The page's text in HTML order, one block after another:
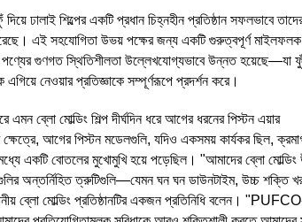
ঢালাই শিল্পের একটি প্রধান চিহ্নহীন প্রতিষ্ঠান সফলভাবে
এই সহযোগিতা উভয় পক্ষের জন্য একটি গুরুত্বপূর্ণ মাইলফলক
পণ্যের গুণগত স্থিতিশীলতা উল্লেখযোগ্যভাবে উন্নত হয়েছে—যা
নেওয়ার প্রতিজ্ঞাকে সম্পূর্ণরূপে প্রদর্শন করে।
ব্লো মোল্ডিং শিল্প দীর্ঘদিন ধরে আগের ধরনের পিস্টন এয়ার
ক্ষেত্রে, আগের পিস্টন মডেলগুলি, যদিও একসময় কার্যকর ছিল,
একটি বোতলের মুখোমুখি হয়ে পড়েছিল। "আমাদের ব্লো মোল্ডিং
অন্তর্নিহিত ত্রুটিগুলি—যেমন ঘন ঘন ডাউনটাইম, উচ্চ শক্তি
ব্লো মোল্ডিং প্রতিষ্ঠানটির একজন প্রতিনিধি বলেন।